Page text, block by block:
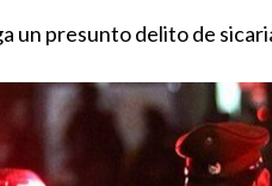
un presunto delito de